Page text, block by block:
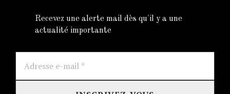
Recevez une alerte mail dès qu'il y a une
actualité importante
mail